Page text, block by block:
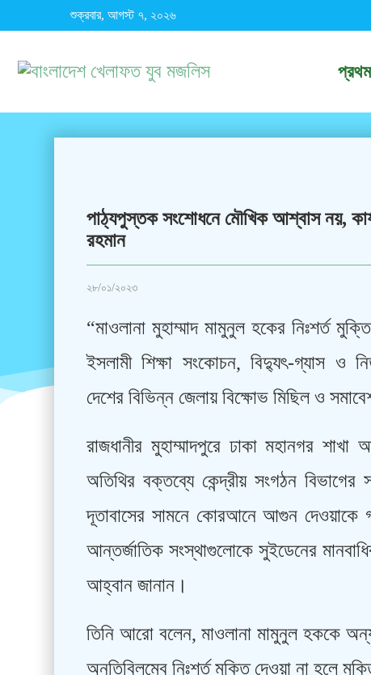
শুক্রবার, আগস্ট ৭, ২০২৬
পাঠ্যপুস্তক সংশোধনে মৌখিক আশ্বাস নয়,
রহমান
২৮/০১/২০২৩
“মাওলানা মুহাম্মাদ মামুনুল হকের নিঃশর্ত
ইসলামী শিক্ষা সংকোচন, বিদ্যুৎ-গ্যাস ও
দেশের বিভিন্ন জেলায় বিক্ষোভ মিছিল ও
রাজধানীর মুহাম্মাদপুরে ঢাকা মহানগর
অতিথির বক্তব্যে কেন্দ্রীয় সংগঠন
দূতাবাসের সামনে কোরআনে আগুন দেওয়াকে
আন্তর্জাতিক সংস্থাগুলোকে সুইডেনের
আহ্বান জানান।
তিনি আরো বলেন, মাওলানা মামুনুল হককে
অনতিবিলম্বে নিঃশর্ত মুক্তি দেওয়া না হলে